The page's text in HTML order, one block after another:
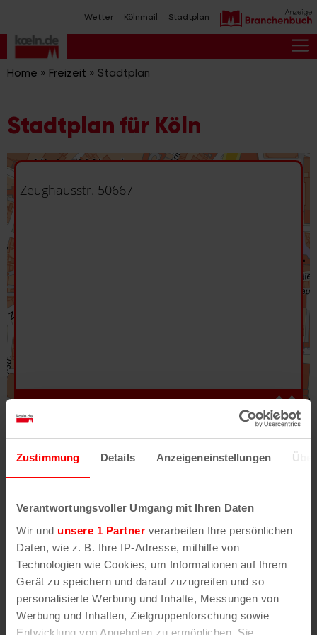
Zustimmung Details Anzeigeneinstellungen
Verantwortungsvoller Umgang mit Ihren Daten
Wir und unsere 1 Partner verarbeiten Ihre persönlichen
Daten, wie z. B. Ihre IP-Adresse, mithilfe von
Technologien wie Cookies, um Informationen auf Ihrem
Gerät zu speichern und darauf zuzugreifen und so
personalisierte Werbung und Inhalte, Messungen von
Werbung und Inhalten, Zielgruppenforschung sowie
Entwicklung von Angeboten zu ermöglichen. Sie
Inhalt
springen
Wetter Kölnmail Stadtplan
Home » Freizeit » Stadtplan
Stadtplan für Köln
Fehler/Problem melden
Darstellung des RVR-Kartenwerks
Stadtplanwerk
erhältst Du unsere koeln.de-Karte mit vielen
weiteren Details wie z.B. Hausnummern.
Unser Stadtplan basiert auf Daten des
OpenStreetMap
-Projekts (
© OpenStreetMap
Mitwirkende
) und von OpenCycleMap.org